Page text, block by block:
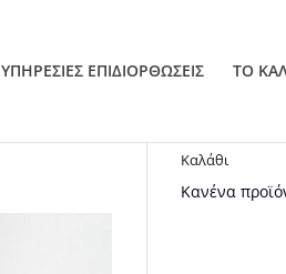
ΥΠΗΡΕΣΙΕΣ ΕΠΙΔΙΟΡΘΩΣΕΙΣ ΤΟ
Καλάθι
Κανένα